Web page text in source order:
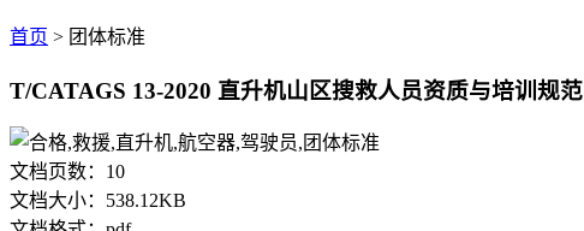
首页 > 团体标准
T/CATAGS 13-2020 直升机山区搜救人员资质与培训规
文档页数： 10
文档大小： 538.12KB